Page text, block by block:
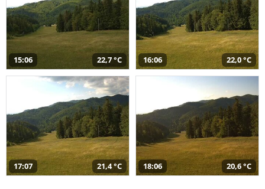
15:06 22,7 °C 16:06 22,0 °C
17:07 21,4 °C 18:06 20,6 °C